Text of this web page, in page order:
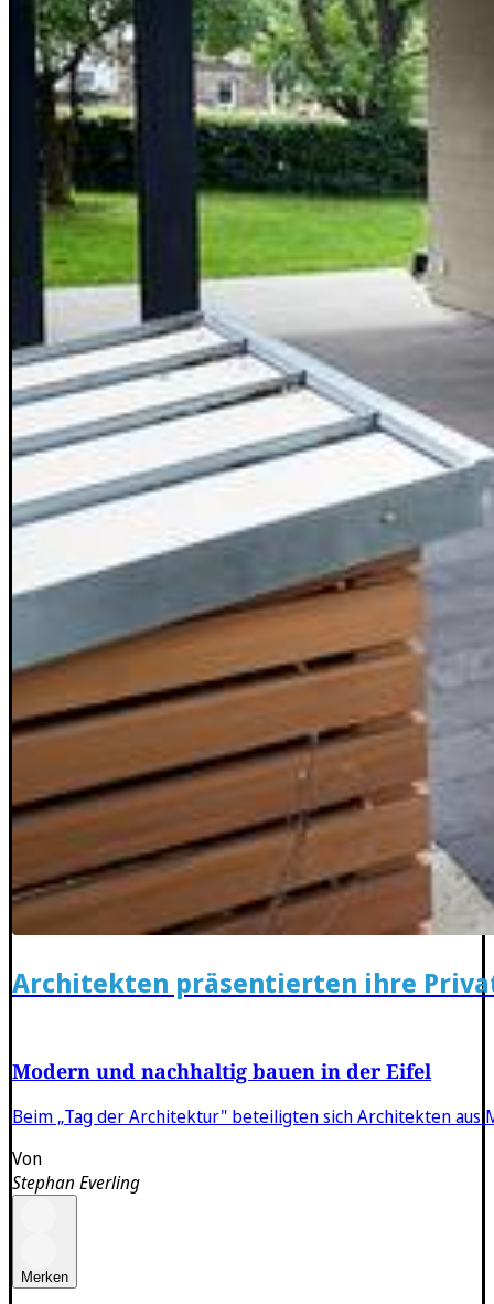
Architekten präsentierten ihre
Modern und nachhaltig bauen in der Eifel
Beim „Tag der Architektur" beteiligten sich Architekten aus
Von
Stephan Everling
Merken